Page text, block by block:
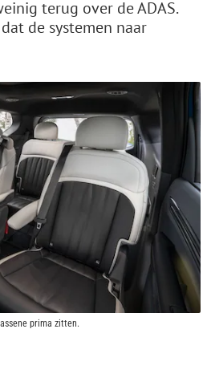
terug over de ADAS.
de systemen naar
prima zitten.